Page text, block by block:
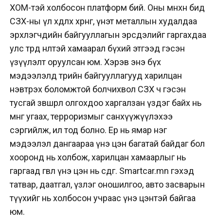
ХОМ-тэй холбосон платформ бий. Оны өмнөхөн бид
СЗХ-ны үл хөдлөх хөрөнгө, үнэт металлын худалдаа
эрхлэгчдийн байгууллагын эрсдэлийг гаргахдаа
улс төрд нөлөөтэй хамаарал бүхий этгээд гэсэн
үзүүлэлт оруулсан юм. Хэрэв энэ бүх
мэдээлэлд төрийн байгууллагууд харилцан
нэвтрэх боломжтой болчихвол СЗХ ч гэсэн
тусгай зөвшөөрөл олгохдоо харгалзан үздэг байх нь
мөнгө угаах, терроризмыг санхүүжүүлэхээ
сэргийлж, ил тод болно. Ер нь ямар нэг
мэдээлэл дангаараа үнэ цэн багатай байдаг бол
хооронд нь холбож, харилцан хамаарлыг нь
гаргаад өгвөл үнэ цэн нь өсдөг. Smartcar.mn гэхэд
татвар, даатгал, үзлэг оношилгоо, авто засварын
түүхийг нь холбосон учраас үнэ цэнтэй байгаа
юм.